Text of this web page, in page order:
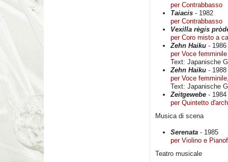
per Contrabbasso
Taiacis - 1982
per Contrabbasso
Vexilla règis
per Coro misto a
Zehn Haiku - 1986
per Voce
Text: Japanische
Zehn Haiku - 1988
per Voce
Text: Japanische
Zeitgewebe - 1984
per Quintetto
Musica di scena
Serenata - 1985
per Violino e
Teatro musicale